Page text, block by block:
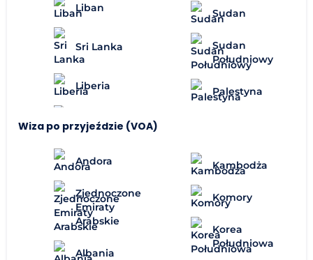
Liban
Sri Lanka
Liberia
Sudan
Sudan
Południowy
Palestyna
Wiza po przyjeździe (VOA)
Andora
Zjednoczone
Emiraty
Arabskie
Albania
Kambodża
Komory
Korea
Południowa